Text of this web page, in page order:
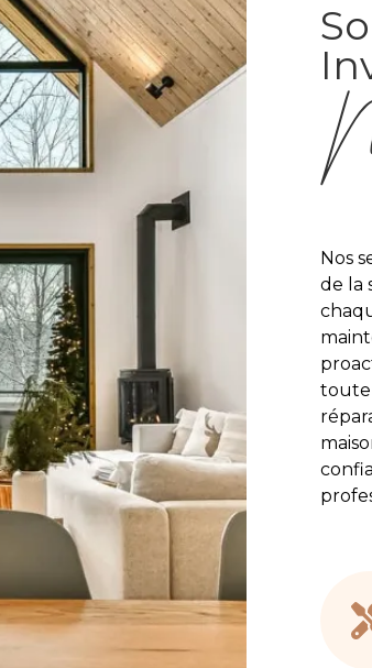
Nos
de la
toute